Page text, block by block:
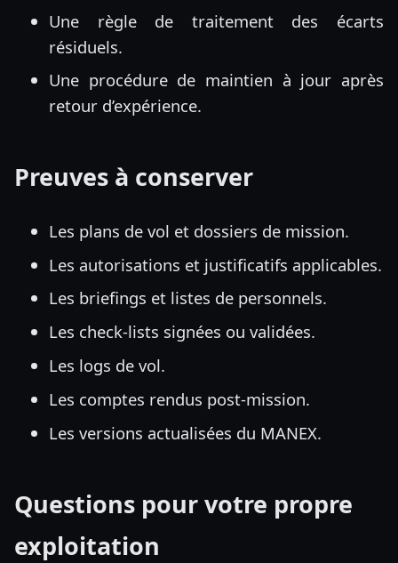
Une règle de traitement des écarts
résiduels.
Une procédure de maintien à jour après
retour d’expérience.
Preuves à conserver
Les plans de vol et dossiers de mission.
Les autorisations et justificatifs applicables.
Les briefings et listes de personnels.
Les check-lists signées ou validées.
Les logs de vol.
Les comptes rendus post-mission.
Les versions actualisées du MANEX.
Questions pour votre propre
exploitation